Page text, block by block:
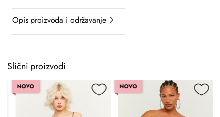
Opis proizvoda i održavanje
Slični proizvodi
NOVO NOVO